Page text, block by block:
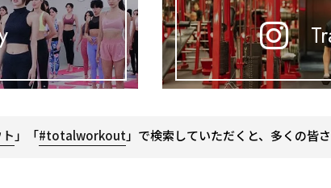
」「#totalworkout 」で検索していただくと、多くの皆